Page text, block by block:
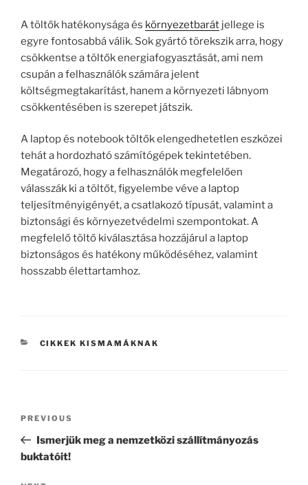
A töltők hatékonysága és környezetbarát jellege is
egyre fontosabbá válik. Sok gyártó törekszik arra, hogy
csökkentse a töltők energiafogyasztását, ami nem
csupán a felhasználók számára jelent
költségmegtakarítást, hanem a környezeti lábnyom
csökkentésében is szerepet játszik.
A laptop és notebook töltők elengedhetetlen eszközei
tehát a hordozható számítógépek tekintetében.
Megatározó, hogy a felhasználók megfelelően
válasszák ki a töltőt, figyelembe véve a laptop
teljesítményigényét, a csatlakozó típusát, valamint a
biztonsági és környezetvédelmi szempontokat. A
megfelelő töltő kiválasztása hozzájárul a laptop
biztonságos és hatékony működéséhez, valamint
hosszabb élettartamhoz.
CATEGORIES
CIKKEK KISMAMÁKNAK
Previous
Post
PREVIOUS
Ismerjük meg a nemzetközi szállítmányozás
buktatóit!